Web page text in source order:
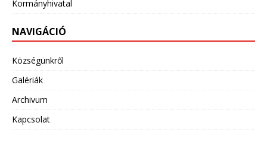
Kormányhivatal
NAVIGÁCIÓ
Községünkről
Galériák
Archivum
Kapcsolat